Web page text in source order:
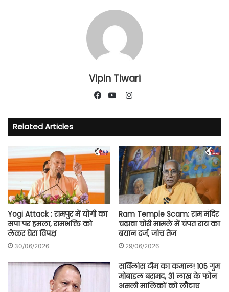
Vipin Tiwari
Instagram
Related Articles
Yogi Attack : रामपुर में योगी का
सपा पर हमला, रामभक्ति को
लेकर घेरा विपक्ष
30/06/2026
Ram Temple Scam: राम मंदिर
चढ़ावा चोरी मामले में चंपत राय का
बयान दर्ज, जांच तेज
29/06/2026
सर्विलांस टीम का कमाल! 105 गुम
मोबाइल बरामद, 31 लाख के फोन
असली मालिकों को लौटाए